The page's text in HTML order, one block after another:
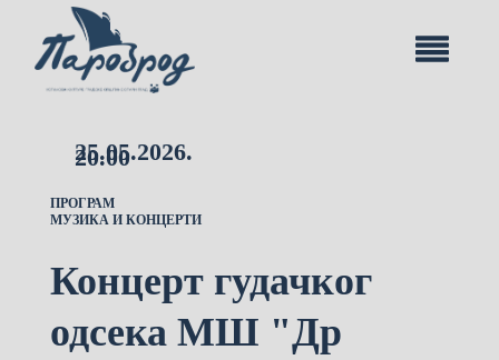
25.05.2026.
20.00
ПРОГРАМ
МУЗИКА И КОНЦЕРТИ
Концерт гудачког
одсека МШ "Др